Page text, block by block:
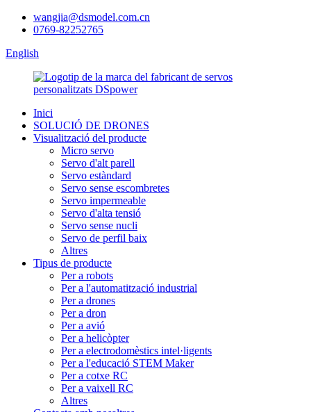
wangjia@dsmodel.com.cn
0769-82252765
English
Inici
SOLUCIÓ DE DRONES
Visualització del producte
Micro servo
Servo d'alt parell
Servo estàndard
Servo sense escombretes
Servo impermeable
Servo d'alta tensió
Servo sense nucli
Servo de perfil baix
Altres
Tipus de producte
Per a robots
Per a l'automatització industrial
Per a drones
Per a dron
Per a avió
Per a helicòpter
Per a electrodomèstics intel·ligents
Per a l'educació STEM Maker
Per a cotxe RC
Per a vaixell RC
Altres